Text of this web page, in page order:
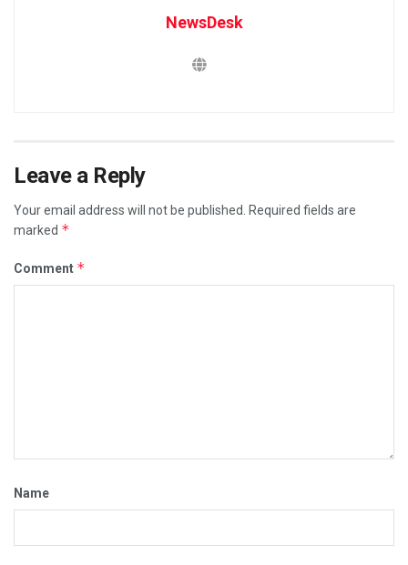
NewsDesk
Leave a Reply
Your email address will not be published.
Required fields are
marked *
Comment *
Name